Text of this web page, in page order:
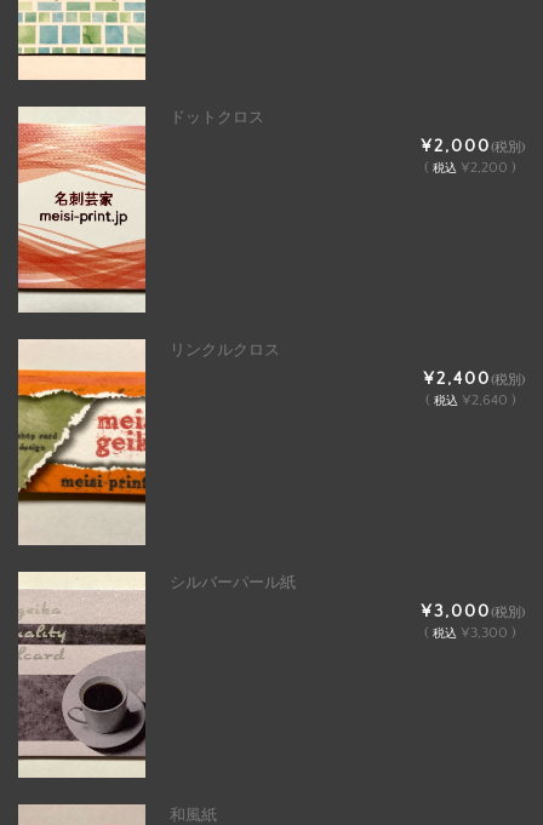
ドットクロス
¥2,000(税別)
( 税込 ¥2,200 )
リンクルクロス
¥2,400(税別)
( 税込 ¥2,640 )
シルバーパール紙
¥3,000(税別)
( 税込 ¥3,300 )
和風紙